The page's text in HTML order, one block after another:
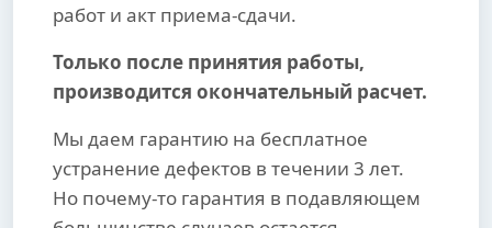
работ и акт приема-сдачи.
Только после принятия работы,
производится окончательный расчет.
Мы даем гарантию на бесплатное
устранение дефектов в течении 3 лет.
Но почему-то гарантия в подавляющем